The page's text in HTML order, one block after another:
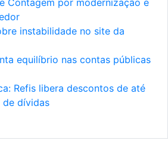
Contagem por modernização e
instabilidade no site da
equilíbrio nas contas públicas
Refis libera descontos de até
de dívidas